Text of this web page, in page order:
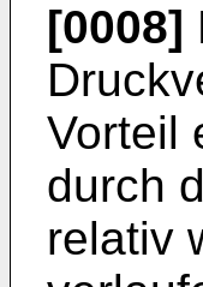
[0008]
Vorteil
durch
relativ